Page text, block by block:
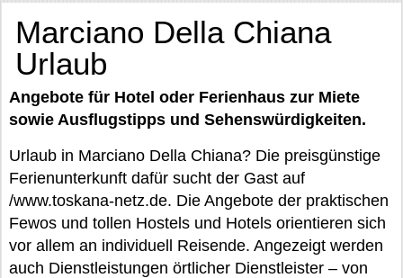
Marciano Della Chiana
Urlaub
Angebote für Hotel oder Ferienhaus zur Miete
sowie Ausflugstipps und Sehenswürdigkeiten.
Urlaub in Marciano Della Chiana? Die preisgünstige
Ferienunterkunft dafür sucht der Gast auf
/www.toskana-netz.de. Die Angebote der praktischen
Fewos und tollen Hostels und Hotels orientieren sich
vor allem an individuell Reisende. Angezeigt werden
auch Dienstleistungen örtlicher Dienstleister – von